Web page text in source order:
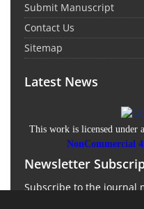
Submit Manuscript
Contact Us
Sitemap
Latest News
This work is licensed under a
NonCommercial
Newsletter
Subscribe to the journal